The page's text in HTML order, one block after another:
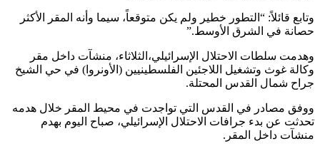
وتابع قائلاً: “التطور خطير ولم يكن متوقعاً، سيما وأنه المقر الأكثر
حصانة في الشرق الأوسط.”
وهدمت سلطات الاحتلال الإسرائيلي،الثلاثاء، منشآت داخل مقر
وكالة غوث وتشغيل اللاجئين الفلسطينيين (الأونروا) في حي الشيخ
جراح شمال القدس المحتلة.
ووفق مصادر في القدس التي تواجدت في محيط المقر خلال هدمه
تحدثت عن بدء جرافات الاحتلال الإسرائيلي، صباح اليوم بهدم
منشآت داخل المقر.